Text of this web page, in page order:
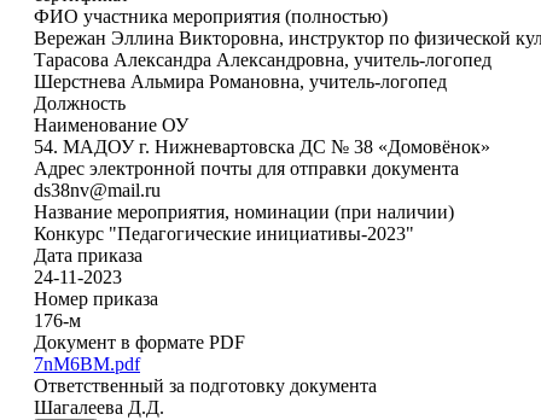
ФИО участника мероприятия (полностью)
Вережан Эллина Викторовна, инструктор по физической
Тарасова Александра Александровна, учитель-логопед
Шерстнева Альмира Романовна, учитель-логопед
Должность
Наименование ОУ
54. МАДОУ г. Нижневартовска ДС № 38 «Домовёнок»
Адрес электронной почты для отправки документа
ds38nv@mail.ru
Название мероприятия, номинации (при наличии)
Конкурс "Педагогические инициативы-2023"
Дата приказа
24-11-2023
Номер приказа
176-м
Документ в формате PDF
7nM6BM.pdf
Ответственный за подготовку документа
Шагалеева Д.Д.